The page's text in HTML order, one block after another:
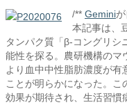
/** Gemini
本記事は、
タンパク質「β-コングリシ
能性を探る。農研機構のマ
より血中中性脂肪濃度が有
ことが明らかになった。
効果が期待され、生活習慣